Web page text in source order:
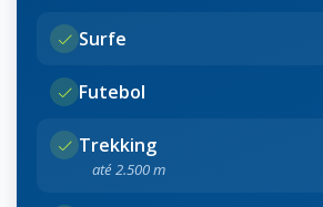
Surfe
Futebol
Trekking
até 2.500 m